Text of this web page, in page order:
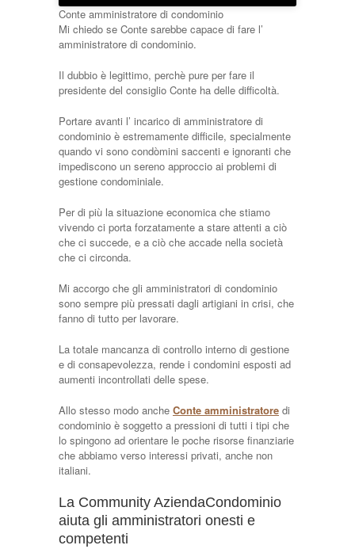
Conte amministratore di condominio
Mi chiedo se Conte sarebbe capace di fare l’
amministratore di condominio.
Il dubbio è legittimo, perchè pure per fare il
presidente del consiglio Conte ha delle difficoltà.
Portare avanti l’ incarico di amministratore di
condominio è estremamente difficile, specialmente
quando vi sono condòmini saccenti e ignoranti che
impediscono un sereno approccio ai problemi di
gestione condominiale.
Per di più la situazione economica che stiamo
vivendo ci porta forzatamente a stare attenti a ciò
che ci succede, e a ciò che accade nella società
che ci circonda.
Mi accorgo che gli amministratori di condominio
sono sempre più pressati dagli artigiani in crisi, che
fanno di tutto per lavorare.
La totale mancanza di controllo interno di gestione
e di consapevolezza, rende i condomini esposti ad
aumenti incontrollati delle spese.
Allo stesso modo anche Conte amministratore di
condominio è soggetto a pressioni di tutti i tipi che
lo spingono ad orientare le poche risorse finanziarie
che abbiamo verso interessi privati, anche non
italiani.
La Community AziendaCondominio
aiuta gli amministratori onesti e
competenti